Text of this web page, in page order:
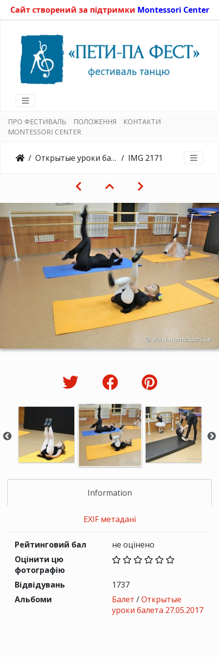
Сайт створений за підтримки Montessori Center
ПРО ФЕСТИВАЛЬ ПОЛОЖЕННЯ
КОНТАКТИ
MONTESSORI CENTER
Открытые уроки балета 27.05.2017 IMG 2171
Information
EXIF метадані
Рейтинговий бал
не оцінено
Оцінити цю
фотографію
Відвідувань
1737
Альбоми
Балет /Открытые
уроки балета 27.05.2017